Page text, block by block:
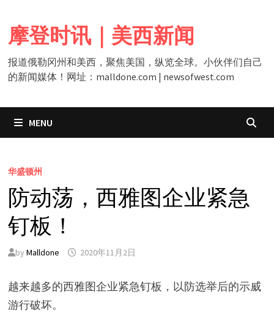
content
摩登时讯｜美西新闻
报道俄勒冈州和美西，聚焦美国，纵览全球。小伙伴们自己
的新闻媒体！网址：malldone.com | newsofwest.com
MENU
华盛顿州
防动荡，西雅图企业紧急
钉板！
by Malldone 2020年11月2日
越来越多的西雅图企业紧急钉板，以防选举后的示威
游行破坏。